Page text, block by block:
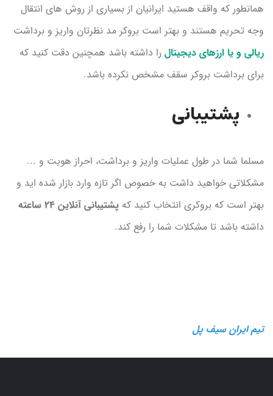
همانطور که واقف هستید ایرانیان از بسیاری از روش های انتقال
وجه تحریم هستند و بهتر است بروکر مد نظرتان واریز و برداشت
ریالی و یا ارزهای دیجیتالرا داشته باشد همچنین دقت کنید که
برای برداشت بروکر سقف مشخص نکرده باشد.
پشتیبانی
مسلما شما در طول عملیات واریز و برداشت، احراز هویت و ...
مشکلاتی خواهید داشت به خصوص اگر تازه وارد بازار شده اید و
بهتر است که بروکری انتخاب کنید که پشتیبانی آنلاین 24 ساعته
داشته باشد تا مشکلات شما را رفع کند.
تیم ایران سیف پل